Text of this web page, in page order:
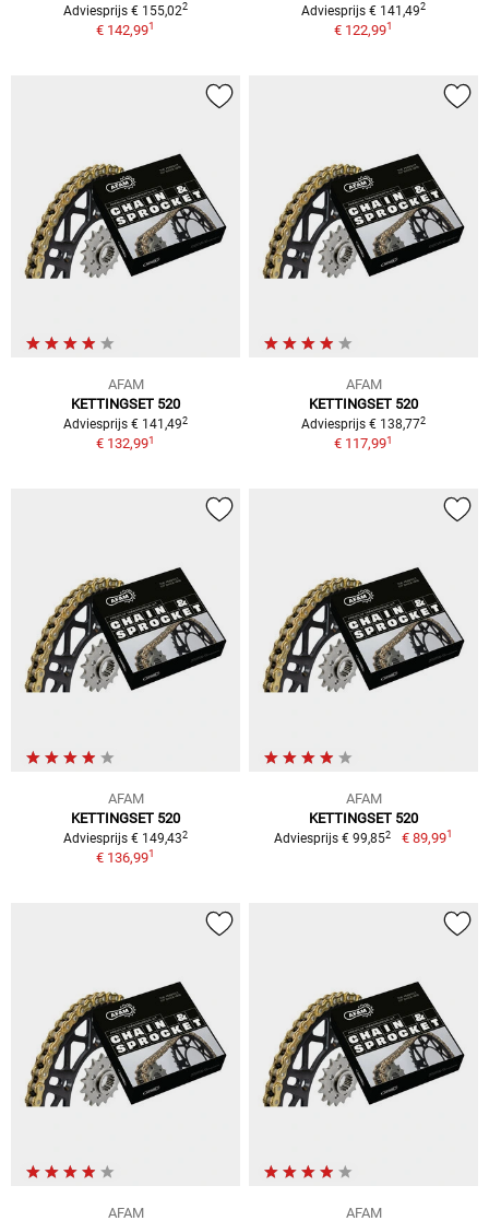
Adviesprijs € 155,022
€ 142,991
Adviesprijs € 141,492
€ 122,991
AFAM
KETTINGSET 520
Adviesprijs € 141,492
€ 132,991
AFAM
KETTINGSET 520
Adviesprijs € 138,772
€ 117,991
AFAM
KETTINGSET 520
Adviesprijs € 149,432
€ 136,991
AFAM
KETTINGSET 520
Adviesprijs € 99,852 € 89,991
AFAM AFAM